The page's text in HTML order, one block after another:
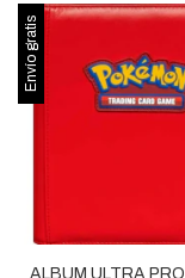
Envío gratis
ALBUM ULTRA PRO